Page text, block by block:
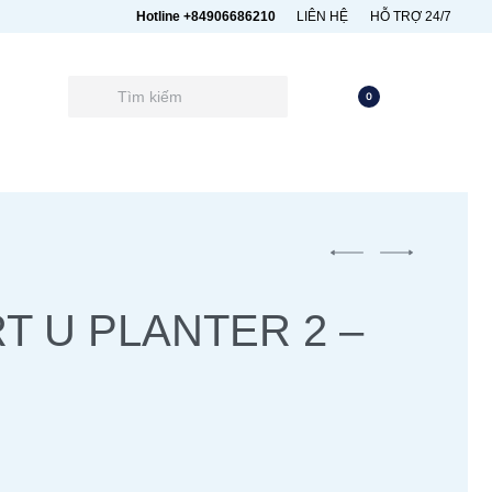
Hotline +84906686210 LIÊN HỆ HỖ TRỢ 24/7
0
U PLANTER 2 –